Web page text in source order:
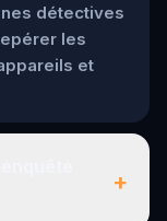
détectives
les
et
+